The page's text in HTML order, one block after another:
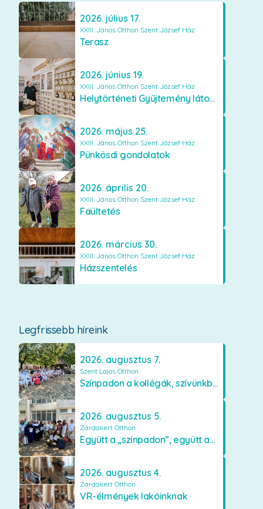
2026. július 17.
XXIII. János Otthon Szent József Ház
Terasz
2026. június 19.
XXIII. János Otthon Szent József Ház
Helytörténeti Gyűjtemény látogatása
2026. május 25.
XXIII. János Otthon Szent József Ház
Pünkösdi gondolatok
2026. április 20.
XXIII. János Otthon Szent József Ház
Faültetés
2026. március 30.
XXIII. János Otthon Szent József Ház
Házszentelés
Legfrissebb híreink
2026. augusztus 7.
Szent Lajos Otthon
Színpadon a kollégák, szívünkben a lakók
2026. augusztus 5.
Zárdakert Otthon
Együtt a „színpadon”, együtt az élményekért 🎭✨
2026. augusztus 4.
Zárdakert Otthon
VR-élmények lakóinknak